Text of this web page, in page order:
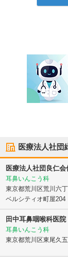
医療法人社団
医療法人社団良仁
耳鼻いんこう科
東京都荒川区荒川六
ベルシティオ町屋204
田中耳鼻咽喉科医院
耳鼻いんこう科
東京都荒川区東尾久